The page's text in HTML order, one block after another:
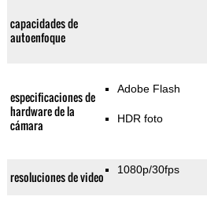
capacidades de
autoenfoque
especificaciones de
hardware de la
cámara
Adobe Flash
HDR foto
resoluciones de video 1080p/30fps